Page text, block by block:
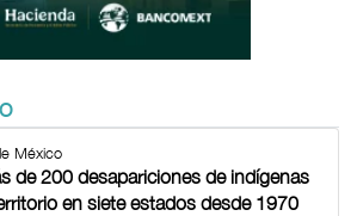
México
de 200 desapariciones de indígenas
en siete estados desde 1970